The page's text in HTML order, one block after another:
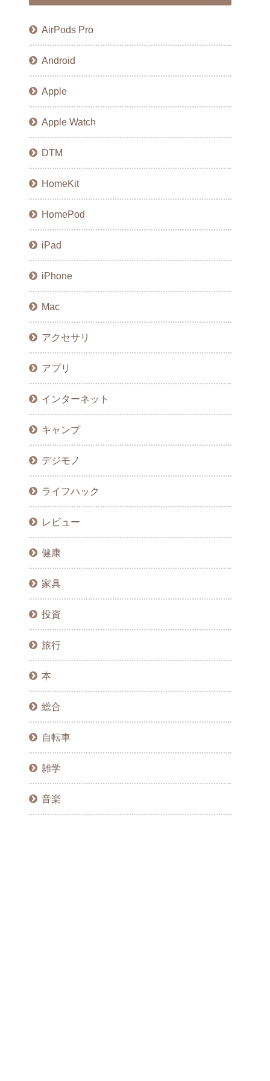
AirPods Pro
Android
Apple
Apple Watch
DTM
HomeKit
HomePod
iPad
iPhone
Mac
アクセサリ
アプリ
インターネット
キャンプ
デジモノ
ライフハック
レビュー
健康
家具
投資
旅行
本
総合
自転車
雑学
音楽